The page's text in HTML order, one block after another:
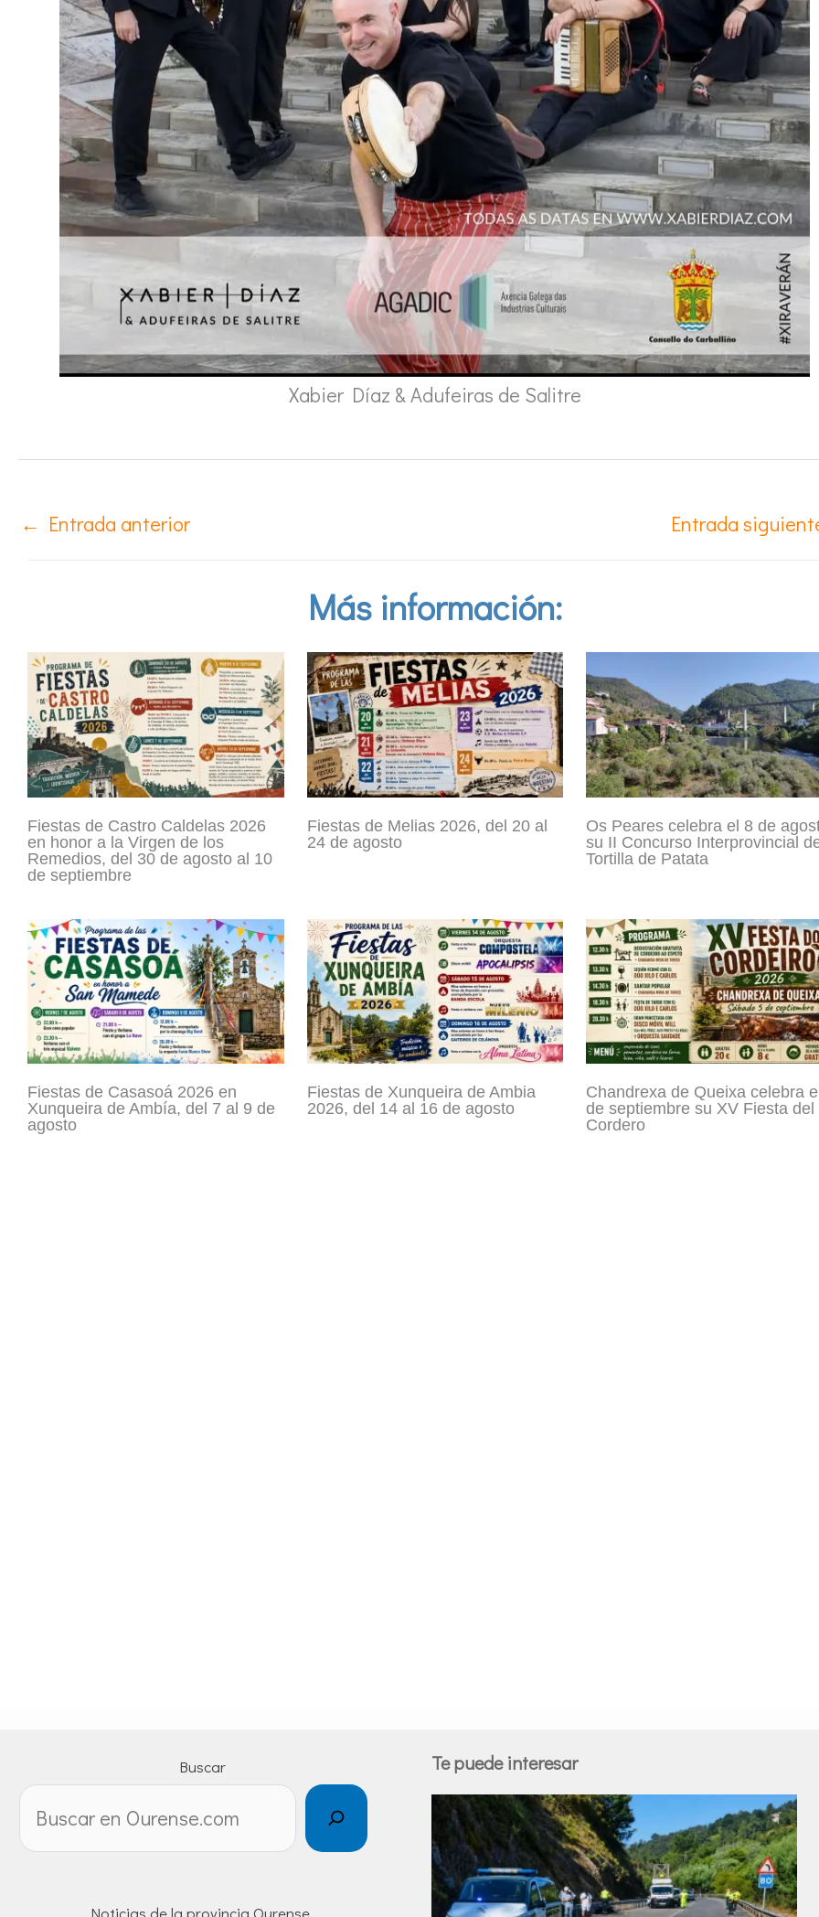
Xabier Díaz & Adufeiras de Salitre
← Entrada anterior Entrada
Más información:
Fiestas de Castro Caldelas 2026
en honor a la Virgen de los
Remedios, del 30 de agosto al 10
de septiembre
Fiestas de Melias 2026, del 20 al
24 de agosto
Os Peares celebra el 8 de
su II Concurso Interprovincial
Tortilla de Patata
Fiestas de Casasoá 2026 en
Xunqueira de Ambía, del 7 al 9 de
agosto
Fiestas de Xunqueira de Ambia
2026, del 14 al 16 de agosto
Chandrexa de Queixa celebra
de septiembre su XV Fiesta del
Cordero
Buscar Te puede interesar